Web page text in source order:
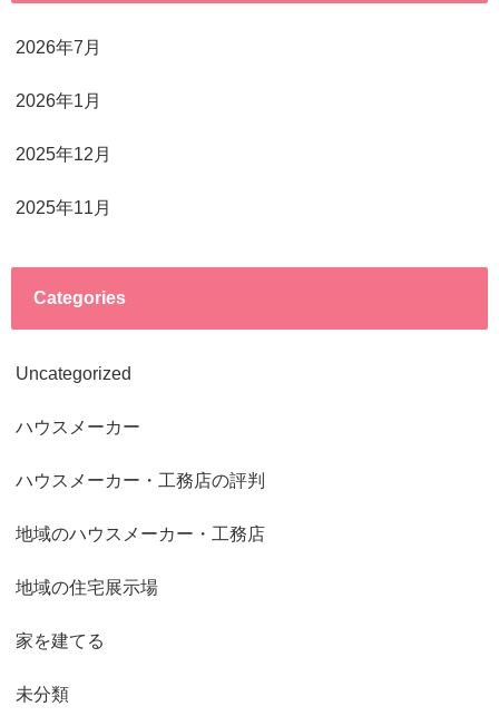
2026年7月
2026年1月
2025年12月
2025年11月
Categories
Uncategorized
ハウスメーカー
ハウスメーカー・工務店の評判
地域のハウスメーカー・工務店
地域の住宅展示場
家を建てる
未分類